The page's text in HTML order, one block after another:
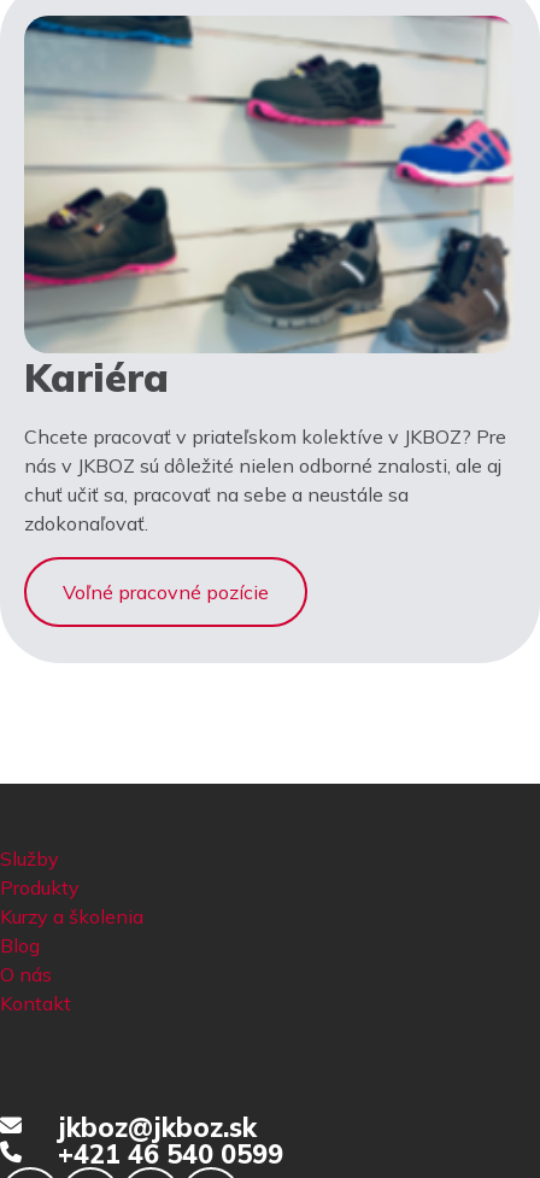
Kariéra
Chcete pracovať v priateľskom kolektíve v JKBOZ? Pre
nás v JKBOZ sú dôležité nielen odborné znalosti, ale aj
chuť učiť sa, pracovať na sebe a neustále sa
zdokonaľovať.
Voľné pracovné pozície
Služby
Produkty
Kurzy a školenia
Blog
O nás
Kontakt
jkboz@jkboz.sk
+421 46 540 0599